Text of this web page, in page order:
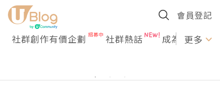
會員登記
社群創作有價企劃 社群熱話 成為U更多